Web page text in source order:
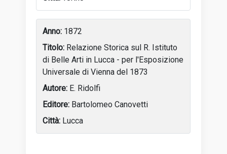
1872
Relazione Storica sul R. Istituto
di Belle Arti in Lucca - per l'Esposizione
Universale di Vienna del 1873
E. Ridolfi
Bartolomeo Canovetti
Lucca